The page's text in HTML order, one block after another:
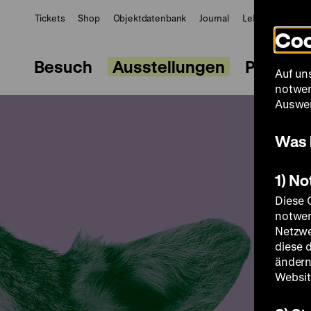
Tickets Shop Objektdatenbank Journal LeMO
Besuch Ausstellungen
Auf
Was
1)
Diese
diese